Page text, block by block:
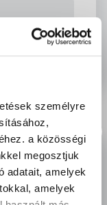
személyre
a közösségi
megosztjuk
adatait, amelyek
amelyek
ingyenes
1 990 Ft
bevált
történő